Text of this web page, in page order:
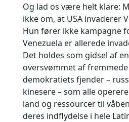
Og lad os være helt klare:
ikke om, at USA invaderer
Hun fører ikke kampagne
Venezuela er allerede
Det holdes som gidsel af
oversvømmet af
demokratiets fjender –
kinesere – som alle
land og ressourcer til
deres indflydelse i hele